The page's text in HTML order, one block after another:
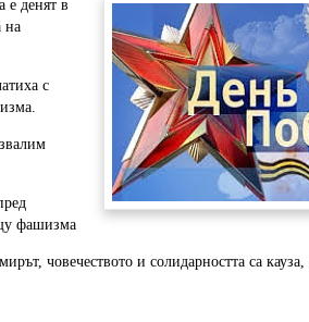
е денят в
на
с
фашизма
човечеството и солидарността са кауза,